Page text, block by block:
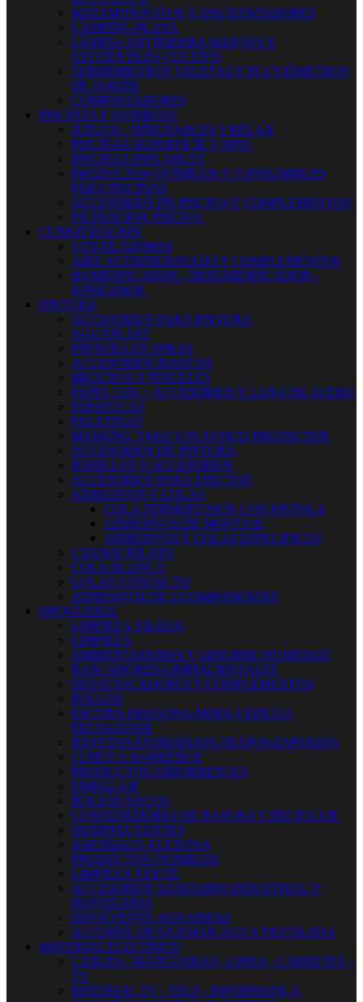
MATAMOSQUITOS Y AHUYENTADORES
CAMPING-PLAYA
LÁMINA ANTIHIERBA MANTAS Y
GEOTÉXTILES CULTIVO
TERMOMETROS VELETAS Y PLUVIÓMETROS
DE JARDÍN
COMPOSTADORES
PISCINAS Y QUIMICOS
JUEGOS - HINCHABLES Y RELAX
PISCINAS SUPERFICIE Y SPAS
PISCINAS INFLABLES
PRODUCTOS QUIMICOS Y CONSUMIBLES
PARA PISCINAS
ACCESORIOS DE PISCINA Y COMPLEMENTOS
FILTRACION PISCINA
CLIMATIZACION
VENTILADORES
AIRE ACONDICIONADO Y COMPLEMENTOS
HUMIDIFICADOR - DESUMIDIFICADOR -
IONIZADOR
PINTURA
ACCESORIOS PARA PINTURA
AGUAPLAST
PINTURA EN SPRAY
ACCESORIOS BASICOS
BROCHAS Y PINCELES
PAPEL LIJA + ACCESORIOS Y LANA DE ACERO
ESPATULAS
PALETINAS
MASKING TAKE Y PLASTICO PROTECTOR
ACCESORIOS DE PINTURA
RODILLOS Y ACCESORIOS
ACCESORIOS PARA EFECTOS
ADHESIVOS Y COLAS
COLA TERMOFUSION CON PISTOLA
ADHESIVOS DE MONTAJE
ADHESIVOS Y COLAS ESPECIFICOS
CYANOCRILATO
COLA BLANCA
COLAS CONTACTO
ADHESIVOS DE 2 COMPONENTES
DROGUERIA
LIMPIEZA VILEDA
LIMPIEZA
AMBIENTADORES Y ABSORBE HUMEDAD
RASCADORES-LIMPIACRISTALES
DESATASCADORES Y COMPLEMENTOS
ROLLOS
ESCOBA-FREGONA-MOPA-CEPILLO-
RECOGEDOR
BAYETAS-ESTROPAJOS-TRAPOS-ESPONJAS
CUBOS Y BARREÑOS
PRODUCTOS ABSORBENTES
EMBALAJE
BOLSAS-SACOS
CONTENEDORES DE BASURA Y RECICLAJE
DESINFECTANTES
AMONIACO ACETONA
PRODUCTOS QUIMICOS
LIMPIEZA TEXTIL
ACCESORIOS SANITARIO INDUSTRIAL Y
HOSTELERIA
DISOLVENTE-AGUARRAS
ALCOHOL DE QUEMAR-AGUA DESTILADA
MATERIAL ELECTRICO
CABLES - MANGUERAS - LINEA - CARRETES -
TV
MATERIAL TV - TELF - INFORMATICA